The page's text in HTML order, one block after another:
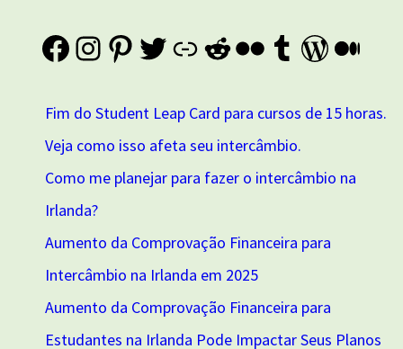
Fim do Student Leap Card para cursos de 15 horas.
Veja como isso afeta seu intercâmbio.
Como me planejar para fazer o intercâmbio na
Irlanda?
Aumento da Comprovação Financeira para
Intercâmbio na Irlanda em 2025
Aumento da Comprovação Financeira para
Estudantes na Irlanda Pode Impactar Seus Planos